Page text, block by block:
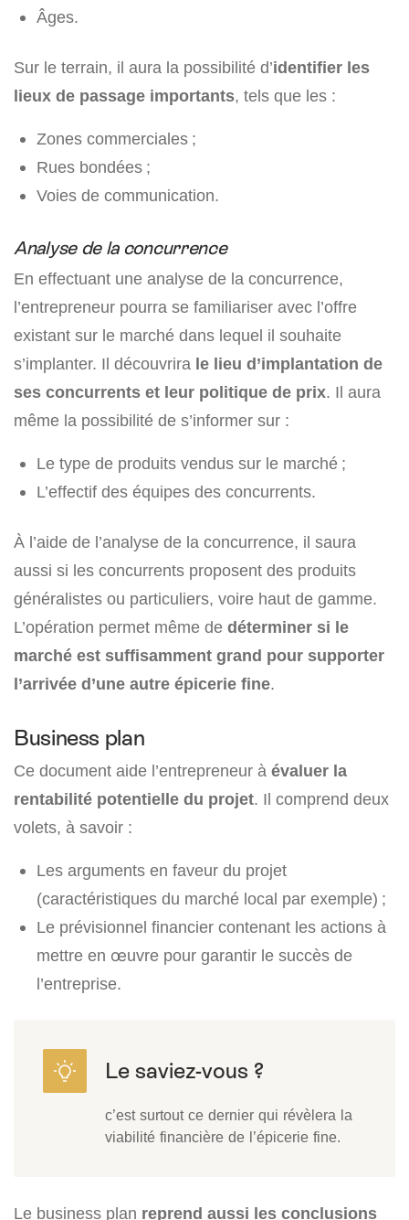
Âges.
Sur le terrain, il aura la possibilité d’identifier les
lieux de passage importants, tels que les :
Zones commerciales ;
Rues bondées ;
Voies de communication.
Analyse de la concurrence
En effectuant une analyse de la concurrence,
l’entrepreneur pourra se familiariser avec l’offre
existant sur le marché dans lequel il souhaite
s’implanter. Il découvrira le lieu d’implantation de
ses concurrents et leur politique de prix. Il aura
même la possibilité de s’informer sur :
Le type de produits vendus sur le marché ;
L’effectif des équipes des concurrents.
À l’aide de l’analyse de la concurrence, il saura
aussi si les concurrents proposent des produits
généralistes ou particuliers, voire haut de gamme.
L’opération permet même de déterminer si le
marché est suffisamment grand pour supporter
l’arrivée d’une autre épicerie fine.
Business plan
Ce document aide l’entrepreneur à évaluer la
rentabilité potentielle du projet. Il comprend deux
volets, à savoir :
Les arguments en faveur du projet
(caractéristiques du marché local par exemple) ;
Le prévisionnel financier contenant les actions à
mettre en œuvre pour garantir le succès de
l’entreprise.
c’est surtout ce dernier qui révèlera la
viabilité financière de l’épicerie fine.
Le business plan reprend aussi les conclusions